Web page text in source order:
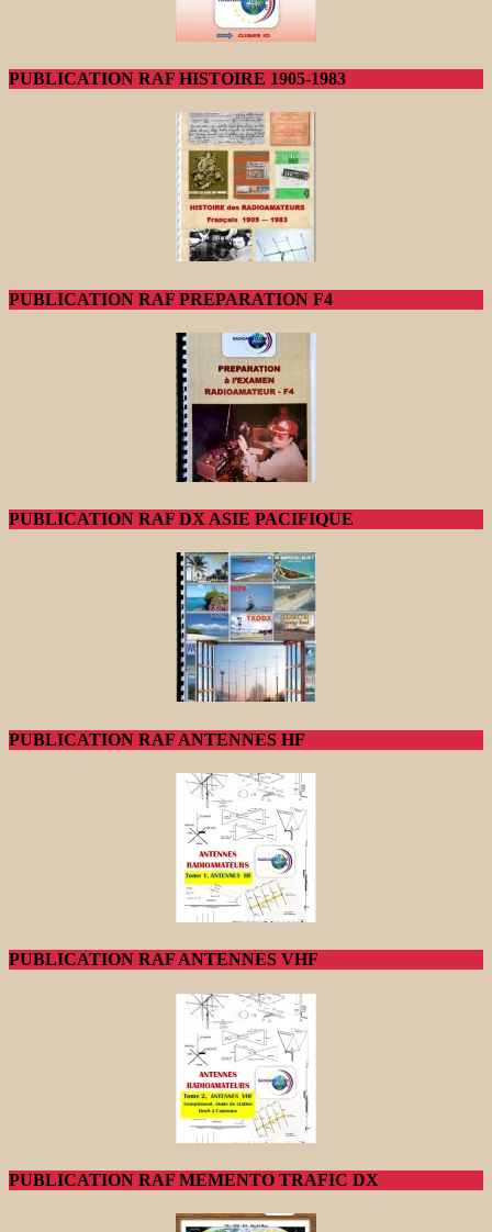
PUBLICATION RAF HISTOIRE 1905-1983
PUBLICATION RAF PREPARATION F4
PUBLICATION RAF DX ASIE PACIFIQUE
PUBLICATION RAF ANTENNES HF
PUBLICATION RAF ANTENNES VHF
PUBLICATION RAF MEMENTO TRAFIC DX